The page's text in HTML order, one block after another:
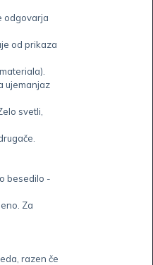
odgovarja
od prikaza
ujemanjaz
svetli,
besedilo -
Za
razen če